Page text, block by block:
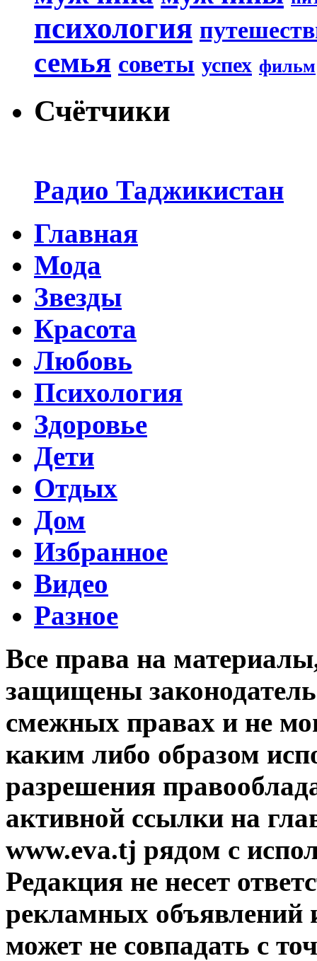
психология
семья советы успех фильм
Счётчики
Радио Таджикистан
Главная
Мода
Звезды
Красота
Любовь
Психология
Здоровье
Дети
Отдых
Дом
Избранное
Видео
Разное
Все права на
защищены
смежных правах и не
каким либо образом
разрешения
активной ссылки на
www.eva.tj рядом с
Редакция не несет
рекламных объявлений
может не совпадать с